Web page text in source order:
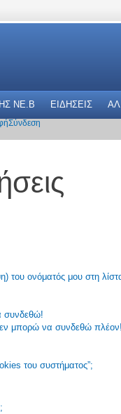
NE.B ΕΙΔΗΣΕΙΣ
Σύνδεση
του ονόματός μου στη
συνδεθώ!
μπορώ να συνδεθώ
του συστήματος”;